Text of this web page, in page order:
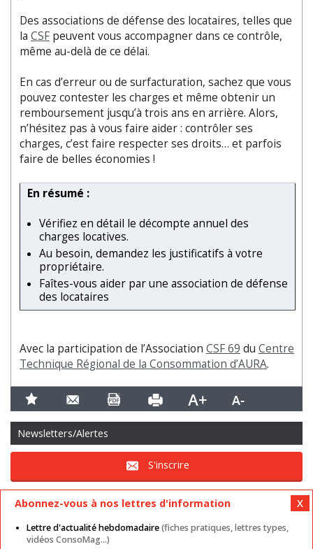
Des associations de défense des locataires, telles que
la CSF peuvent vous accompagner dans ce contrôle,
même au-delà de ce délai.
En cas d’erreur ou de surfacturation, sachez que vous
pouvez contester les charges et même obtenir un
remboursement jusqu’à trois ans en arrière. Alors,
n’hésitez pas à vous faire aider : contrôler ses
charges, c’est faire respecter ses droits… et parfois
faire de belles économies !
En résumé :
Vérifiez en détail le décompte annuel des
charges locatives.
Au besoin, demandez les justificatifs à votre
propriétaire.
Faîtes-vous aider par une association de défense
des locataires
Avec la participation de l’Association CSF 69 du Centre
Technique Régional de la Consommation d’AURA.
Newsletters/Alertes
S'inscrire
Abonnez-vous à nos lettres d'information
Lettre d'actualité hebdomadaire(fiches pratiques, lettres types,
vidéos ConsoMag...)